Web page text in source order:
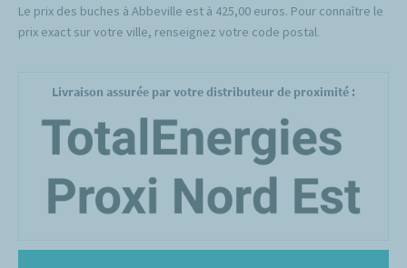
Le prix des buches à Abbeville est à 425,00 euros. Pour connaître le
prix exact sur votre ville, renseignez votre code postal.
Livraison assurée par votre distributeur de proximité :